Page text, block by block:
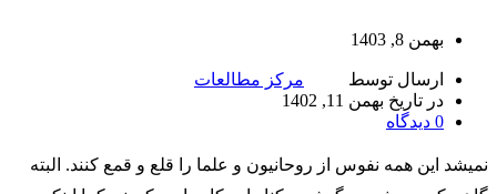
بهمن 8, 1403
ارسال توسط
مرکز مطالعات
در تاریخ بهمن 11, 1402
0 دیدگاه
نمیشد این همه نفوس از روحانیون و علما را قلع و قمع کنند. البته